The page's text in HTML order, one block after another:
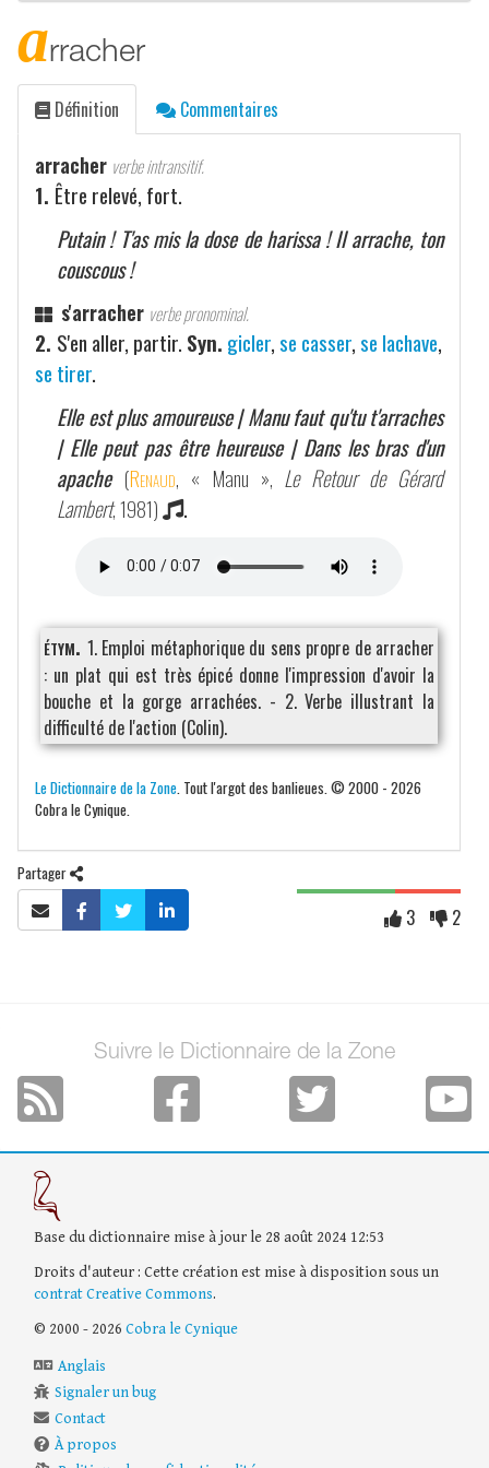
arracher
Définition Commentaires
arracher verbe intransitif.
1. Être relevé, fort.
Putain ! T'as mis la dose de harissa ! Il arrache, ton
couscous !
s'arracher verbe pronominal.
2. S'en aller, partir. Syn. gicler,se casser,se lachave,
se tirer.
Elle est plus amoureuse | Manu faut qu'tu t'arraches
| Elle peut pas être heureuse | Dans les bras d'un
apache (Renaud, « Manu », Le Retour de Gérard
Lambert, 1981) .
étym. 1. Emploi métaphorique du sens propre de arracher
: un plat qui est très épicé donne l'impression d'avoir la
bouche et la gorge arrachées. - 2. Verbe illustrant la
difficulté de l'action (Colin).
Le Dictionnaire de la Zone . Tout l'argot des banlieues. © 2000 - 2026
Cobra le Cynique.
Partager
3 2
Suivre le Dictionnaire de la Zone
Base du dictionnaire mise à jour le 28 août 2024 12:53
Droits d'auteur : Cette création est mise à disposition sous un
contrat Creative Commons.
© 2000 - 2026 Cobra le Cynique
Anglais
Signaler un bug
Contact
À propos